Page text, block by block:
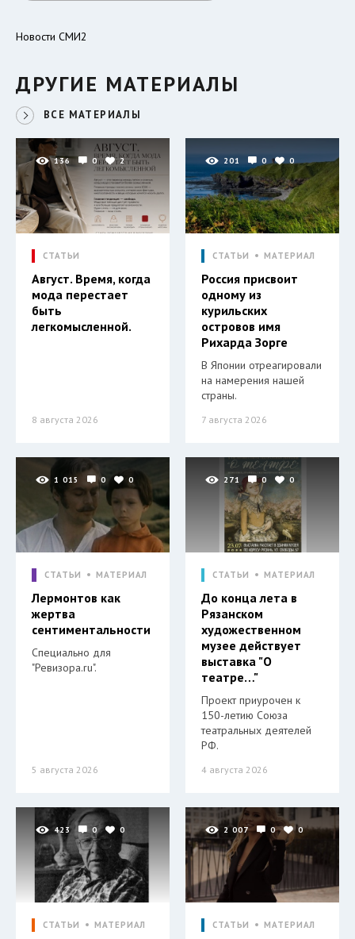
Новости СМИ2
ДРУГИЕ МАТЕРИАЛЫ
ВСЕ МАТЕРИАЛЫ
136 0 2
СТАТЬИ
Август. Время, когда
мода перестает
быть
легкомысленной.
8 августа 2026
201 0 0
СТАТЬИ МАТЕРИАЛ
Россия присвоит
одному из
курильских
островов имя
Рихарда Зорге
В Японии отреагировали
на намерения нашей
страны.
7 августа 2026
1 015 0 0
СТАТЬИ МАТЕРИАЛ
Лермонтов как
жертва
сентиментальности
Специально для
"Ревизора.ru".
5 августа 2026
271 0 0
СТАТЬИ МАТЕРИАЛ
До конца лета в
Рязанском
художественном
музее действует
выставка "О
театре…"
Проект приурочен к
150-летию Союза
театральных деятелей
РФ.
4 августа 2026
423 0 0
СТАТЬИ МАТЕРИАЛ
2 007 0 0
СТАТЬИ МАТЕРИАЛ